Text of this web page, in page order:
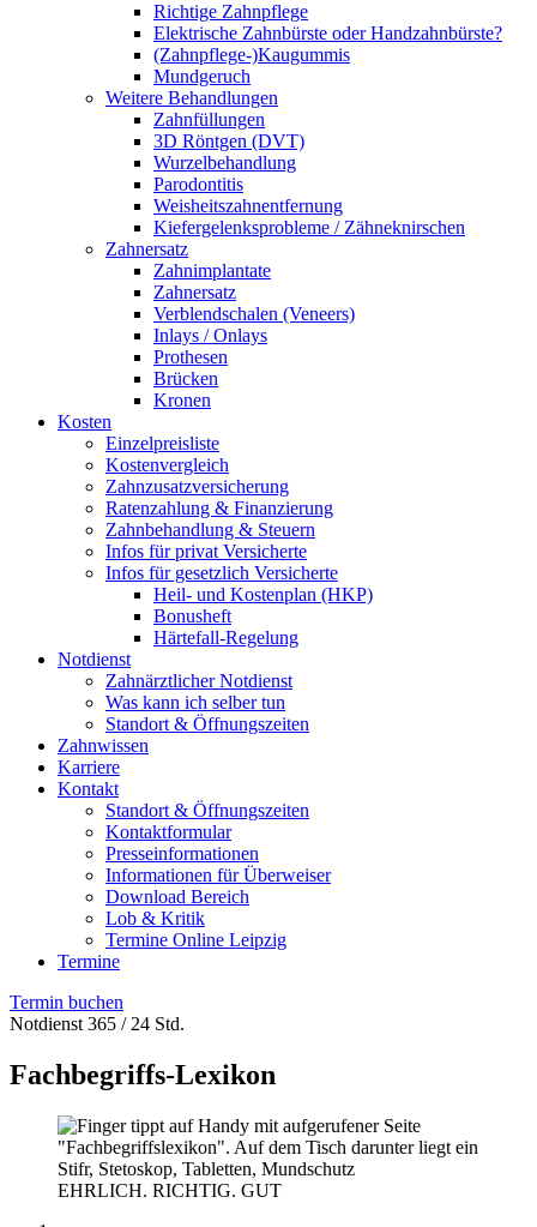
Richtige Zahnpflege
Elektrische Zahnbürste oder Handzahnbürste?
(Zahnpflege-)Kaugummis
Mundgeruch
Weitere Behandlungen
Zahnfüllungen
3D Röntgen (DVT)
Wurzelbehandlung
Parodontitis
Weisheitszahnentfernung
Kiefergelenksprobleme / Zähneknirschen
Zahnersatz
Zahnimplantate
Zahnersatz
Verblendschalen (Veneers)
Inlays / Onlays
Prothesen
Brücken
Kronen
Kosten
Einzelpreisliste
Kostenvergleich
Zahnzusatzversicherung
Ratenzahlung & Finanzierung
Zahnbehandlung & Steuern
Infos für privat Versicherte
Infos für gesetzlich Versicherte
Heil- und Kostenplan (HKP)
Bonusheft
Härtefall-Regelung
Notdienst
Zahnärztlicher Notdienst
Was kann ich selber tun
Standort & Öffnungszeiten
Zahnwissen
Karriere
Kontakt
Standort & Öffnungszeiten
Kontaktformular
Presseinformationen
Informationen für Überweiser
Download Bereich
Lob & Kritik
Termine Online Leipzig
Termine
Termin buchen
Notdienst 365 / 24 Std.
Fachbegriffs-Lexikon
EHRLICH. RICHTIG. GUT